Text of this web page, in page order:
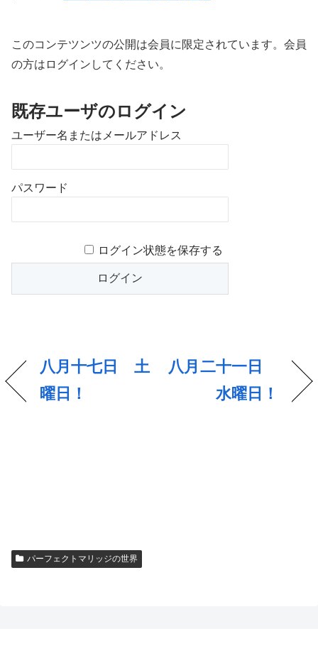
このコンテツンツの公開は会員に限定されています。会員
の方はログインしてください。
既存ユーザのログイン
ユーザー名またはメールアドレス
パスワード
ログイン状態を保存する
八月十七日 土
曜日！
八月二十一日
水曜日！
パーフェクトマリッジの世界